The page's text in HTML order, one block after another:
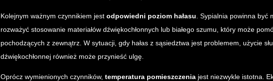
Kolejnym ważnym czynnikiem jest odpowiedni poziom hałasu . Sypialnia powinna
rozważyć stosowanie materiałów dźwiękochłonnych lub białego szumu, który może
pochodzących z zewnątrz. W sytuacji, gdy hałas z sąsiedztwa jest problemem, użycie
dźwiękochłonnej również może przynieść ulgę.
Oprócz wymienionych czynników, temperatura pomieszczenia jest niezwykle istotna.